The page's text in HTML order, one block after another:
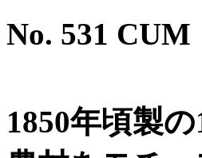
No. 531 CUM
1850年頃製の